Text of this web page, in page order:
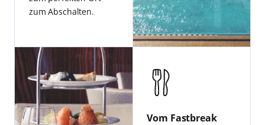
zum Abschalten.
Vom Fastbreak